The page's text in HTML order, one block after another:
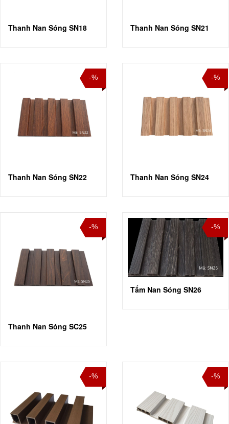
Thanh Nan Sóng SN18 Thanh Nan Sóng SN21
-%
Thanh Nan Sóng SN22
-%
Thanh Nan Sóng SN24
-%
Thanh Nan Sóng SC25
-%
Tấm Nan Sóng SN26
-% -%